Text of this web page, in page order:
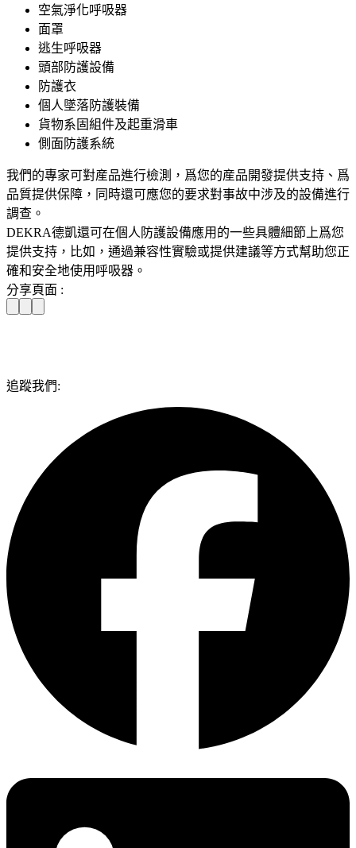
空氣淨化呼吸器
面罩
逃生呼吸器
頭部防護設備
防護衣
個人墜落防護裝備
貨物系固組件及起重滑車
側面防護系統
我們的專家可對産品進行檢測，爲您的産品開發提供支持、爲
品質提供保障，同時還可應您的要求對事故中涉及的設備進行
調查。
DEKRA德凱還可在個人防護設備應用的一些具體細節上爲您
提供支持，比如，通過兼容性實驗或提供建議等方式幫助您正
確和安全地使用呼吸器。
分享頁面 :
追蹤我們: